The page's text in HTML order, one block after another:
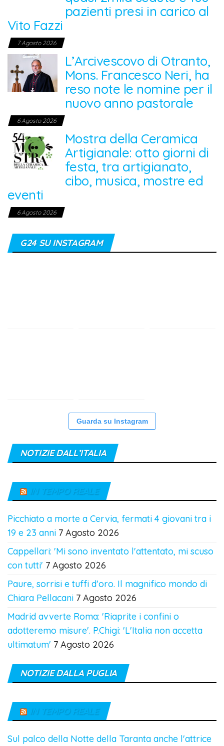
pazienti presi in carico al
Vito Fazzi
7 Agosto 2026
L’Arcivescovo di Otranto,
Mons. Francesco Neri, ha
reso note le nomine per il
nuovo anno pastorale
6 Agosto 2026
Mostra della Ceramica
Artigianale: otto giorni di
festa, tra artigianato,
cibo, musica, mostre ed
eventi
6 Agosto 2026
G24 SU INSTAGRAM
Guarda su Instagram
NOTIZIE DALL’ITALIA
IN TEMPO REALE
Picchiato a morte a Cervia, fermati 4 giovani tra i
19 e 23 anni 7 Agosto 2026
Cappellari: 'Mi sono inventato l'attentato, mi scuso
con tutti' 7 Agosto 2026
Paure, sorrisi e tuffi d'oro. Il magnifico mondo di
Chiara Pellacani 7 Agosto 2026
Madrid avverte Roma: 'Riaprite i confini o
adotteremo misure'. P.Chigi: 'L'Italia non accetta
ultimatum' 7 Agosto 2026
NOTIZIE DALLA PUGLIA
IN TEMPO REALE
Sul palco della Notte della Taranta anche l'attrice